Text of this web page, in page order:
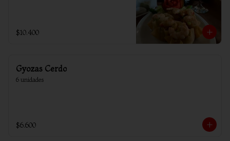
$10.400
Gyozas Cerdo
6 unidades
$6.600